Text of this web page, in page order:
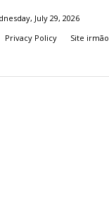
July 29, 2026
Privacy Policy Site irmão